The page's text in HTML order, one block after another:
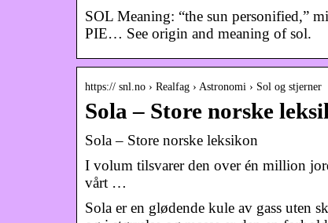
SOL Meaning: “the sun personified,”
PIE… See origin and meaning of sol.
https:// snl.no › Realfag › Astronomi › Sol og stjerner
Sola – Store norske
Sola – Store norske leksikon
I volum tilsvarer den over én million
vårt …
Sola er en glødende kule av gass uten